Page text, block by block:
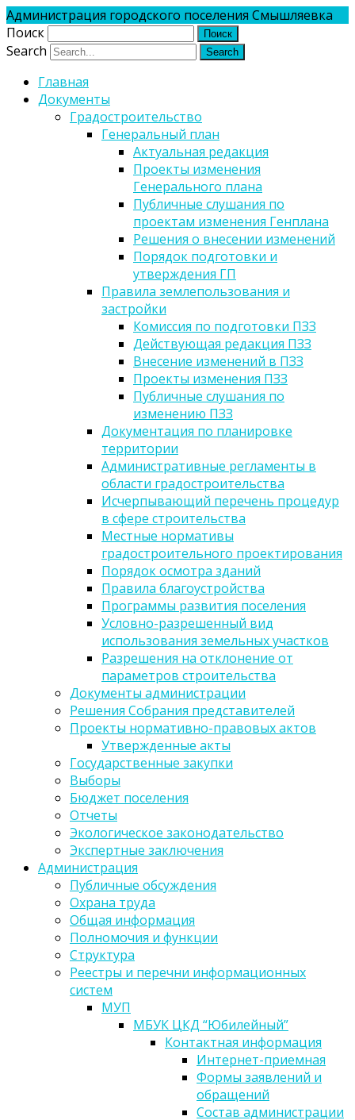
Администрация городского поселения Смышляевка
Поиск
Search
Главная
Документы
Градостроительство
Генеральный план
Актуальная редакция
Проекты изменения
Генерального плана
Публичные слушания по
проектам изменения Генплана
Решения о внесении изменений
Порядок подготовки и
утверждения ГП
Правила землепользования и
застройки
Комиссия по подготовки ПЗЗ
Действующая редакция ПЗЗ
Внесение изменений в ПЗЗ
Проекты изменения ПЗЗ
Публичные слушания по
изменению ПЗЗ
Документация по планировке
территории
Административные регламенты в
области градостроительства
Исчерпывающий перечень процедур
в сфере строительства
Местные нормативы
градостроительного проектирования
Порядок осмотра зданий
Правила благоустройства
Программы развития поселения
Условно-разрешенный вид
использования земельных участков
Разрешения на отклонение от
параметров строительства
Документы администрации
Решения Собрания представителей
Проекты нормативно-правовых актов
Утвержденные акты
Государственные закупки
Выборы
Бюджет поселения
Отчеты
Экологическое законодательство
Экспертные заключения
Администрация
Публичные обсуждения
Охрана труда
Общая информация
Полномочия и функции
Структура
Реестры и перечни информационных
систем
МУП
МБУК ЦКД “Юбилейный”
Контактная информация
Интернет-приемная
Формы заявлений и
обращений
Состав администрации